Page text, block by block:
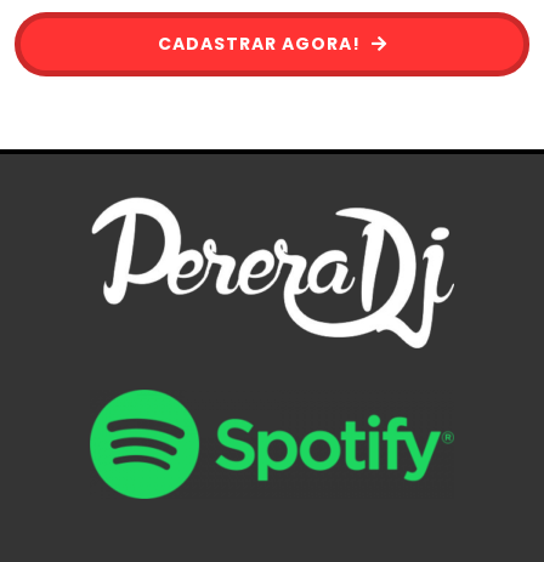
CADASTRAR AGORA!